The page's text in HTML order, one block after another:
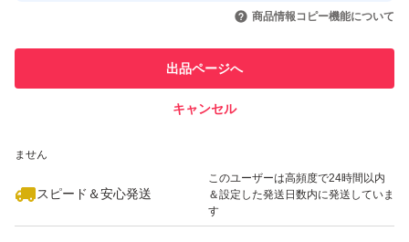
引を完了させた実績があります
での取引実績があります
ません
スピード＆安心発送
このユーザーは高頻度で24時間以内
＆設定した発送日数内に発送していま
す
商品情報コピー機能について
出品ページへ
キャンセル